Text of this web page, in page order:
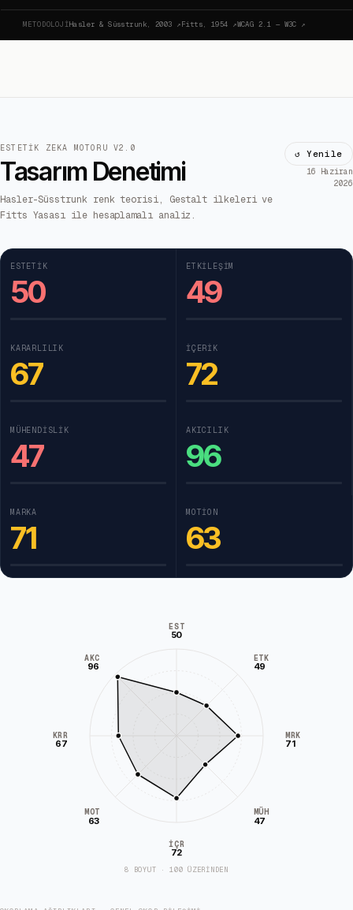
METODOLOJIHasler & Süsstrunk, 2003 ↗Fitts, 1954 ↗WCAG 2.1 — W3C ↗
ESTETIK ZEKA MOTORU V2.0
Tasarım Denetimi
Hasler-Süsstrunk renk teorisi, Gestalt ilkeleri ve
Fitts Yasası ile hesaplamalı analiz.
↺ Yenile
16 Haziran
2026
ESTETIK
50
ETKILEŞIM
49
KARARLILIK
67
İÇERIK
72
MÜHENDISLIK
47
AKICILIK
96
MARKA
71
MOTION
63
EST
50
ETK
49
MRK
71
MÜH
47
İÇR
72
MOT
63
KRR
67
AKC
96
8 BOYUT · 100 ÜZERİNDEN